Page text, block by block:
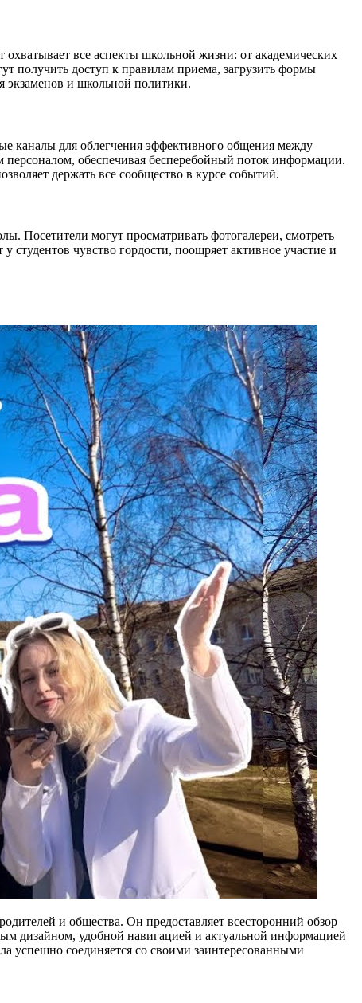
все аспекты школьной жизни: от академических
получить доступ к правилам приема, загрузить формы
экзаменов и школьной политики.
каналы для облегчения эффективного общения между
обеспечивая бесперебойный поток информации.
держать все сообщество в курсе событий.
могут просматривать фотогалереи, смотреть
чувство гордости, поощряет активное участие и
и общества. Он предоставляет всесторонний обзор
дизайном, удобной навигацией и актуальной информацией
успешно соединяется со своими заинтересованными